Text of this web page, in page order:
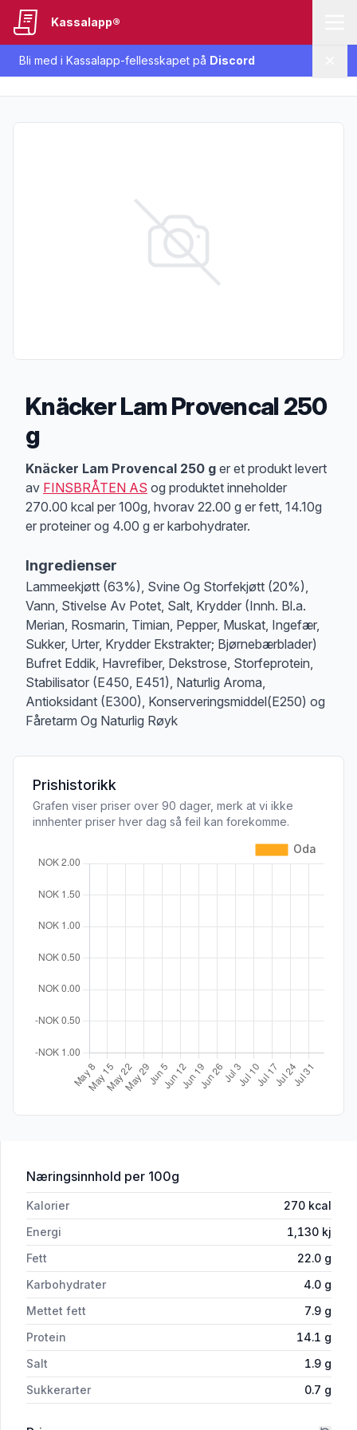
Bli med i Kassalapp-fellesskapet på Discord
Kassalapp®
Knäcker Lam Provencal 250
g
Produktbeskrivelse
Knäcker Lam Provencal 250 g er et produkt levert
av FINSBRÅTEN AS og produktet inneholder
270.00 kcal per 100g, hvorav 22.00 g er fett, 14.10g
er proteiner og 4.00 g er karbohydrater.
Ingredienser
Lammeekjøtt (63%), Svine Og Storfekjøtt (20%),
Vann, Stivelse Av Potet, Salt, Krydder (Innh. Bl.a.
Merian, Rosmarin, Timian, Pepper, Muskat, Ingefær,
Sukker, Urter, Krydder Ekstrakter; Bjørnebærblader)
Bufret Eddik, Havrefiber, Dekstrose, Storfeprotein,
Stabilisator (E450, E451), Naturlig Aroma,
Antioksidant (E300), Konserveringsmiddel(E250) og
Fåretarm Og Naturlig Røyk
Prishistorikk
Grafen viser priser over 90 dager, merk at vi ikke
innhenter priser hver dag så feil kan forekomme.
Næringsinnhold for 'Knäcker Lam Provencal 250 g'
per 100g
Kalorier 270 kcal
Energi
1,130 kj
Fett
22.0 g
Karbohydrater
4.0 g
Mettet fett
7.9 g
Protein
14.1 g
Salt
1.9 g
Sukkerarter
0.7 g